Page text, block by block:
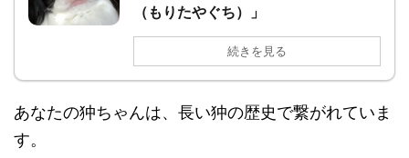
（もりたやぐち）」
続きを見る
あなたの狆ちゃんは、長い狆の歴史で繋がれていま
す。